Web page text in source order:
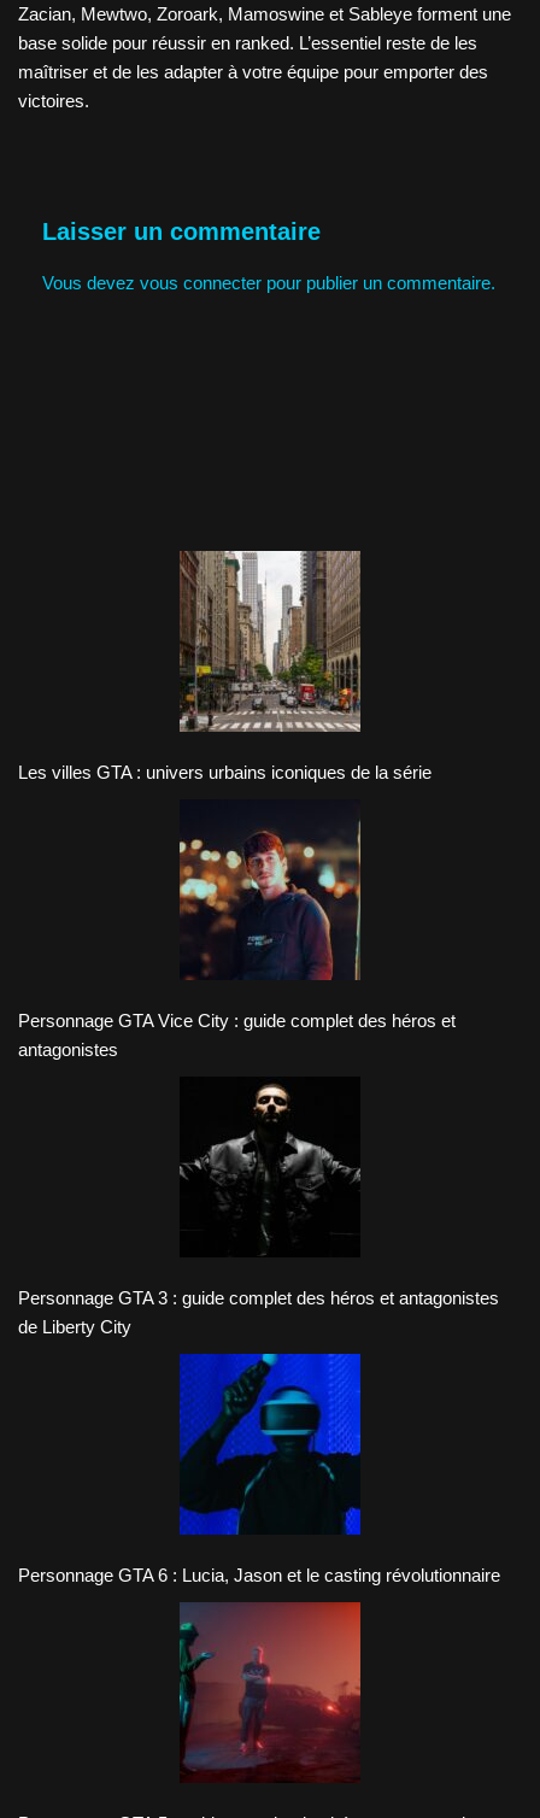
Zacian, Mewtwo, Zoroark, Mamoswine et Sableye forment une
base solide pour réussir en ranked. L’essentiel reste de les
maîtriser et de les adapter à votre équipe pour emporter des
victoires.
Laisser un commentaire
Vous devez vous connecter pour publier un commentaire.
Les villes GTA : univers urbains iconiques de la série
Personnage GTA Vice City : guide complet des héros et
antagonistes
Personnage GTA 3 : guide complet des héros et antagonistes
de Liberty City
Personnage GTA 6 : Lucia, Jason et le casting révolutionnaire